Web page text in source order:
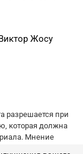
Жосу
разрешается при
которая должна
Мнение